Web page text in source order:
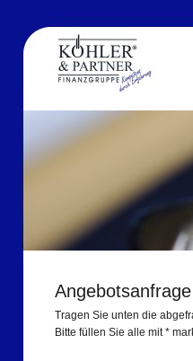
Angebotsanfrage
Tragen Sie unten die
Bitte füllen Sie alle mit *